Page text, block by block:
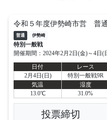
令和５年度伊勢崎市営 普
普通 伊勢崎
特別一般戦
開催期間：2024年2月2日(金)～4日
日付
レース
2月4日(日)
特別一般戦9R
気温
湿度
13.0℃
31.0%
投票締切